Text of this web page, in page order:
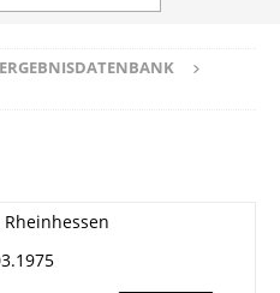
ERGEBNISDATENBANK